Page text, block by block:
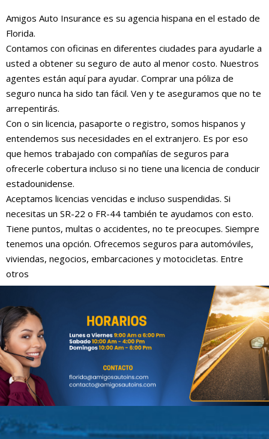
Amigos Auto Insurance es su agencia hispana en el estado de
Florida.
Contamos con oficinas en diferentes ciudades para ayudarle a
usted a obtener su seguro de auto al menor costo. Nuestros
agentes están aquí para ayudar. Comprar una póliza de
seguro nunca ha sido tan fácil. Ven y te aseguramos que no te
arrepentirás.
Con o sin licencia, pasaporte o registro, somos hispanos y
entendemos sus necesidades en el extranjero. Es por eso
que hemos trabajado con compañías de seguros para
ofrecerle cobertura incluso si no tiene una licencia de conducir
estadounidense.
Aceptamos licencias vencidas e incluso suspendidas. Si
necesitas un SR-22 o FR-44 también te ayudamos con esto.
Tiene puntos, multas o accidentes, no te preocupes. Siempre
tenemos una opción. Ofrecemos seguros para automóviles,
viviendas, negocios, embarcaciones y motocicletas. Entre
otros